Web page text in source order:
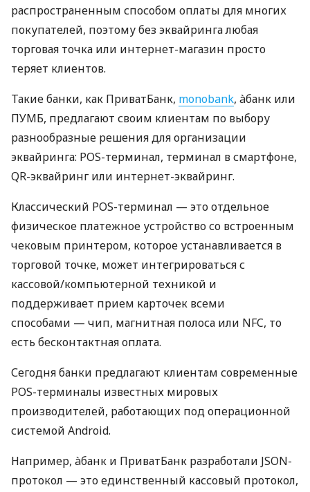
распространенным способом оплаты для многих
покупателей, поэтому без эквайринга любая
торговая точка или интернет-магазин просто
теряет клиентов.
Такие банки, как ПриватБанк, monobank, àбанк или
ПУМБ, предлагают своим клиентам по выбору
разнообразные решения для организации
эквайринга: POS-терминал, терминал в смартфоне,
QR-эквайринг или интернет-эквайринг.
Классический POS-терминал — это отдельное
физическое платежное устройство со встроенным
чековым принтером, которое устанавливается в
торговой точке, может интегрироваться с
кассовой/компьютерной техникой и
поддерживает прием карточек всеми
способами — чип, магнитная полоса или NFC, то
есть бесконтактная оплата.
Сегодня банки предлагают клиентам современные
POS-терминалы известных мировых
производителей, работающих под операционной
системой Android.
Например, àбанк и ПриватБанк разработали JSON-
протокол — это единственный кассовый протокол,